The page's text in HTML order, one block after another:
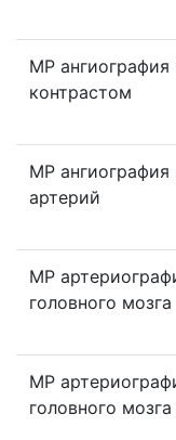
МР ангиография
контрастом
МР ангиография
артерий
МР
головного мозга
МР
головного